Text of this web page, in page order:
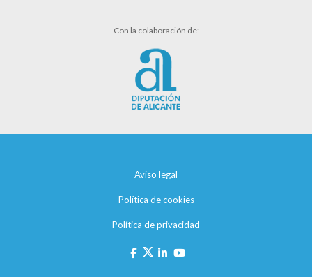
Con la colaboración de:
Aviso legal
Política de cookies
Política de privacidad